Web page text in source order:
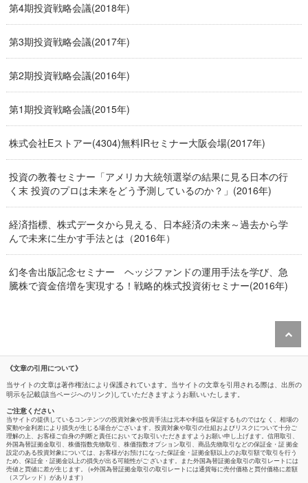
第4期投資戦略会議(2018年)
第3期投資戦略会議(2017年)
第2期投資戦略会議(2016年)
第1期投資戦略会議(2015年)
株式会社Eストアー(4304)無料IRセミナー大阪会場(2017年)
投資の教養セミナー「アメリカ大統領選挙の結果に見る日本の行
く末 投資のプロは未来をどう予測しているのか？」(2016年)
経済指標、株式データから見える、日本経済の未来～過去から学
んで未来に生かす手法とは（2016年）
幻冬舎出版記念セミナー ヘッジファンドの運用手法を学び、急
騰株で資金倍増を実現する！戦略的株式投資術セミナー(2016年)
《文章の引用について》
当サイトの文章は著作権法により保護されています。当サイトの文章を引用される際は、出所の
明示を記載(該当ページへのリンク)していただきますようお願いいたします。
ご注意ください
当サイトの提供しているコンテンツの投資対象や投資手法は元本や利益を保証するものではな く、相場の
変動や金利差により損失が生じる場合がございます。投資対象や取引の仕組およびリスクについて十分ご
理解の上、お客様ご自身の判断と責任におい てお取引いただきますようお願い申し上げます。信用取引、
外国為替証拠金取引、株価指数先物取引、株価指数オプション取引、商品先物取引などの保証金・証 拠金
設定のある投資対象については、お客様がお預けになった保証金・証拠金額以上のお取引額で取引を行う
ため、保証金・証拠金以上の損失が出る可能性がご ざいます。また外国為替証拠金取引の取引レートには
売値と買値に差が生じます。 (※外国為替証拠金取引の取引レートには通貨毎に売付価格と買付価格に差額
（スプレッド）があります）